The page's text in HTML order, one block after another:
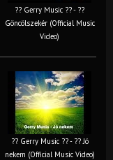
?? Gerry Music ?? - ??
Göncölszekér (Official Music
Video)
?? Gerry Music ?? - ?? Jó
nekem (Official Music Video)